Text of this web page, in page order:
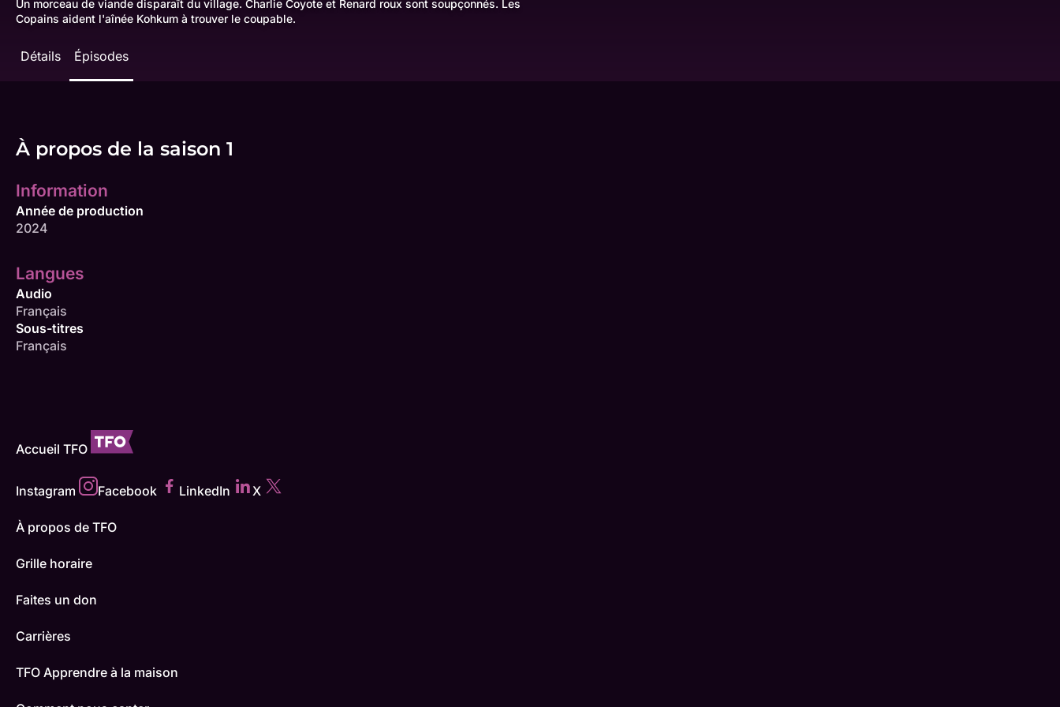
Un morceau de viande disparaît du village. Charlie Coyote et Renard roux sont soupçonnés. Les
Copains aident l'aînée Kohkum à trouver le coupable.
Détails Épisodes
À propos de la saison 1
Information
Année de production
2024
Langues
Audio
Français
Sous-titres
Français
Accueil TFO
Instagram Facebook LinkedIn X
À propos de TFO
Grille horaire
Faites un don
Carrières
TFO Apprendre à la maison